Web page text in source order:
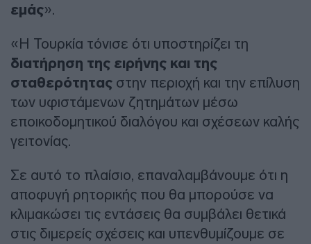
εμάς».
«Η Τουρκία τόνισε ότι υποστηρίζει τη
διατήρηση της ειρήνης και της
σταθερότητας στην περιοχή και την επίλυση
των υφιστάμενων ζητημάτων μέσω
εποικοδομητικού διαλόγου και σχέσεων καλής
γειτονίας.
Σε αυτό το πλαίσιο, επαναλαμβάνουμε ότι η
αποφυγή ρητορικής που θα μπορούσε να
κλιμακώσει τις εντάσεις θα συμβάλει θετικά
στις διμερείς σχέσεις και υπενθυμίζουμε σε